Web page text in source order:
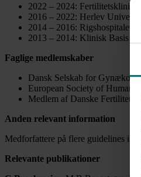
2022 – 2024:
2016 – 2022: Herlev
2014 – 2016: Rigshospitalet,
2013 – 2014: Klinisk Basis
Faglige medlemskaber
Dansk Selskab for
European Society of Human
Medlem af Danske
Anden relevant information
Medforfattere på flere guidelines i
Relevante publikationer